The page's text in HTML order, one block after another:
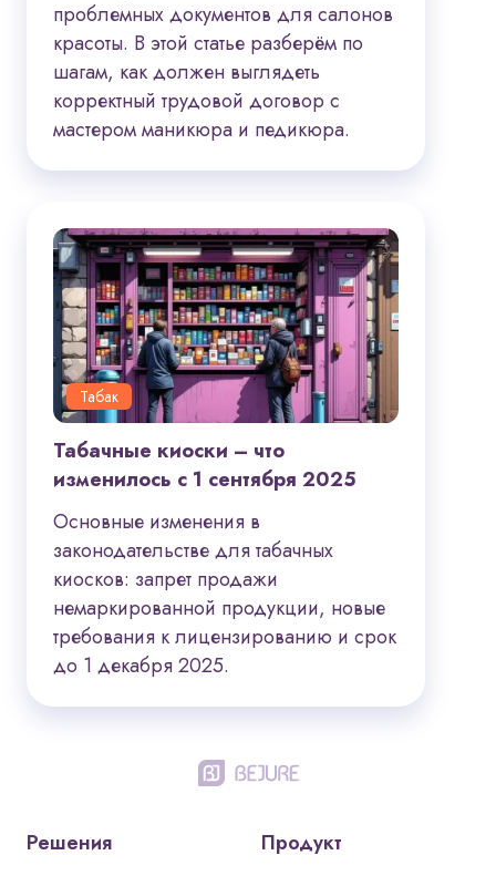
проблемных документов для салонов
красоты. В этой статье разберём по
шагам, как должен выглядеть
корректный трудовой договор с
мастером маникюра и педикюра.
Табак
Табачные киоски – что
изменилось с 1 сентября 2025
Основные изменения в
законодательстве для табачных
киосков: запрет продажи
немаркированной продукции, новые
требования к лицензированию и срок
до 1 декабря 2025.
Решения Продукт